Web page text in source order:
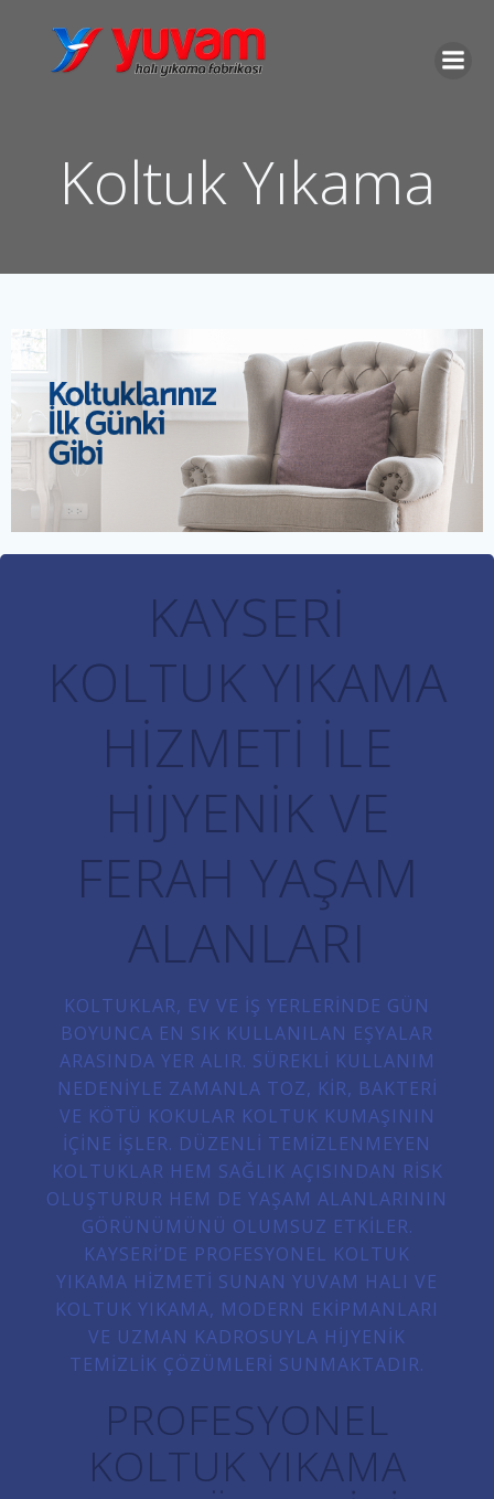
geç
Koltuk Yıkama
KAYSERI
KOLTUK YIKAMA
HIZMETI ILE
HIJYENIK VE
FERAH YAŞAM
ALANLARI
KOLTUKLAR, EV VE IŞ YERLERINDE GÜN
BOYUNCA EN SIK KULLANILAN EŞYALAR
ARASINDA YER ALIR. SÜREKLI KULLANIM
NEDENIYLE ZAMANLA TOZ, KIR, BAKTERI
VE KÖTÜ KOKULAR KOLTUK KUMAŞININ
IÇINE IŞLER. DÜZENLI TEMIZLENMEYEN
KOLTUKLAR HEM SAĞLIK AÇISINDAN RISK
OLUŞTURUR HEM DE YAŞAM ALANLARININ
GÖRÜNÜMÜNÜ OLUMSUZ ETKILER.
KAYSERI’DE PROFESYONEL KOLTUK
YIKAMA HIZMETI SUNAN YUVAM HALI VE
KOLTUK YIKAMA, MODERN EKIPMANLARI
VE UZMAN KADROSUYLA HIJYENIK
TEMIZLIK ÇÖZÜMLERI SUNMAKTADIR.
PROFESYONEL
KOLTUK YIKAMA